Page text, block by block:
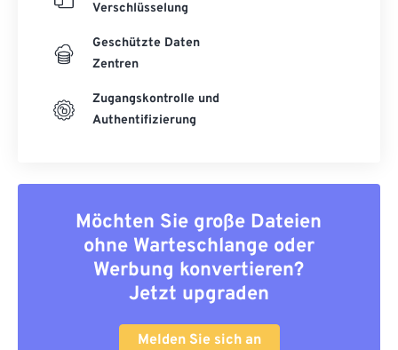
Verschlüsselung
Geschützte Daten
Zentren
Zugangskontrolle und
Authentifizierung
Möchten Sie große Dateien
ohne Warteschlange oder
Werbung konvertieren?
Jetzt upgraden
Melden Sie sich an